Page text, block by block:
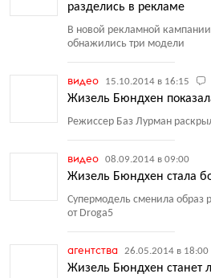
разделись в рекламе
В новой рекламной кампании
обнажились три модели
видео 15.10.2014 в 16:15
Жизель Бюндхен
Режиссер Баз Лурман
видео 08.09.2014 в 09:00
Жизель Бюндхен стала
Супермодель сменила образ
от Droga5
агентства 26.05.2014 в 18:00
Жизель Бюндхен станет